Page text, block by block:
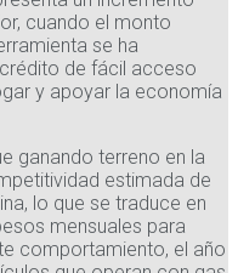
cuando el monto
se ha
de fácil acceso
y apoyar la economía
ganando terreno en la
estimada de
lo que se traduce en
mensuales para
comportamiento, el año